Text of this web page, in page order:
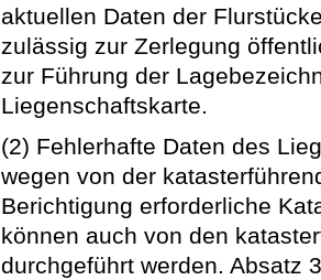
aktuellen Daten der
zulässig zur Zerlegung
zur Führung der
Liegenschaftskarte.
(2) Fehlerhafte Daten des
wegen von der
Berichtigung erforderliche
können auch von den
durchgeführt werden. Absatz